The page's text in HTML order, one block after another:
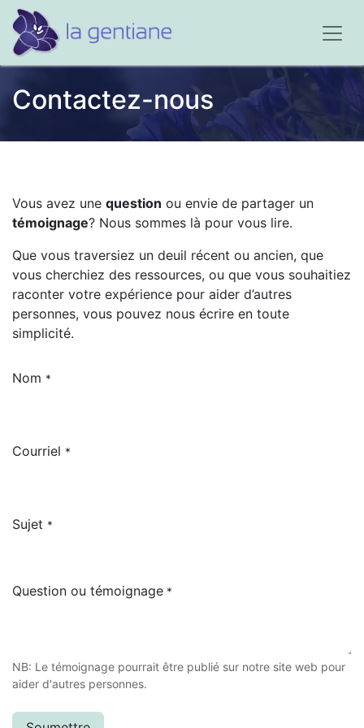
Contactez-nous
Vous avez une question ou envie de partager un
témoignage? Nous sommes là pour vous lire.
Que vous traversiez un deuil récent ou ancien, que
vous cherchiez des ressources, ou que vous souhaitiez
raconter votre expérience pour aider d’autres
personnes, vous pouvez nous écrire en toute
simplicité.
Nom *
Courriel *
Sujet *
Question ou témoignage *
NB: Le témoignage pourrait être publié sur notre site web pour
aider d'autres personnes.